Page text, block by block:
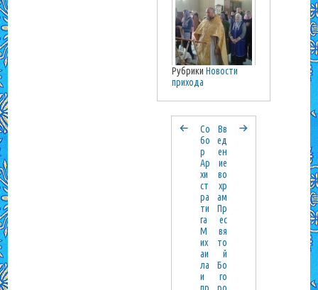
Рубрики Новости
прихода
Со
бо
р
Ар
хи
ст
ра
ти
га
М
их
аи
ла
и
Вв
ед
ен
ие
во
хр
ам
Пр
ес
вя
то
й
Бо
го